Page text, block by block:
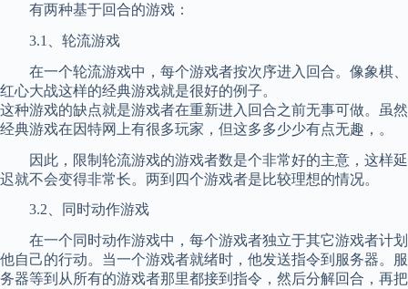
有两种基于回合的游戏：
3.1、轮流游戏
在一个轮流游戏中，每个游戏者按次序进入回合。像象棋、
红心大战这样的经典游戏就是很好的例子。
这种游戏的缺点就是游戏者在重新进入回合之前无事可做。虽然
经典游戏在因特网上有很多玩家，但这多多少少有点无趣，。
因此，限制轮流游戏的游戏者数是个非常好的主意，这样延
迟就不会变得非常长。两到四个游戏者是比较理想的情况。
3.2、同时动作游戏
在一个同时动作游戏中，每个游戏者独立于其它游戏者计划
他自己的行动。当一个游戏者就绪时，他发送指令到服务器。服
务器等到从所有的游戏者那里都接到指令，然后分解回合，再把